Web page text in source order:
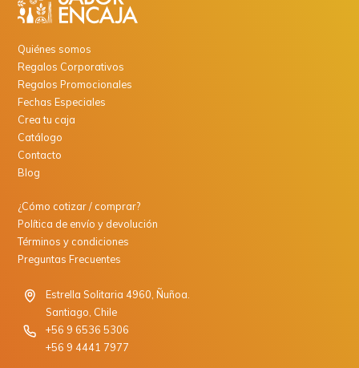
Quiénes somos
Regalos Corporativos
Regalos Promocionales
Fechas Especiales
Crea tu caja
Catálogo
Contacto
Blog
¿Cómo cotizar / comprar?
Política de envío y devolución
Términos y condiciones
Preguntas Frecuentes
Estrella Solitaria 4960, Ñuñoa.
Santiago, Chile
+56 9 6536 5306
+56 9 4441 7977